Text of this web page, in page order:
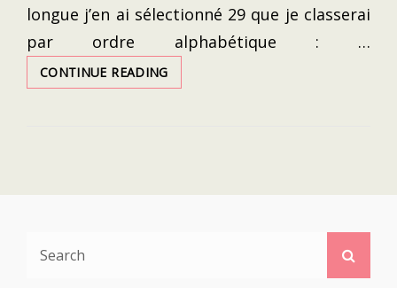
longue j’en ai sélectionné 29 que je classerai
par ordre alphabétique : …
CONTINUE READINGETYMOLOGIE
DES